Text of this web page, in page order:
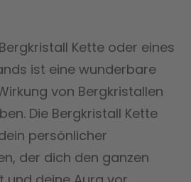
Kette oder eines
ist eine wunderbare
von Bergkristallen
Die Bergkristall Kette
persönlicher
der dich den ganzen